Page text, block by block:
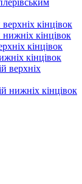
кінцівок
кінцівок
кінцівок
кінцівок
верхніх
нижніх кінцівок